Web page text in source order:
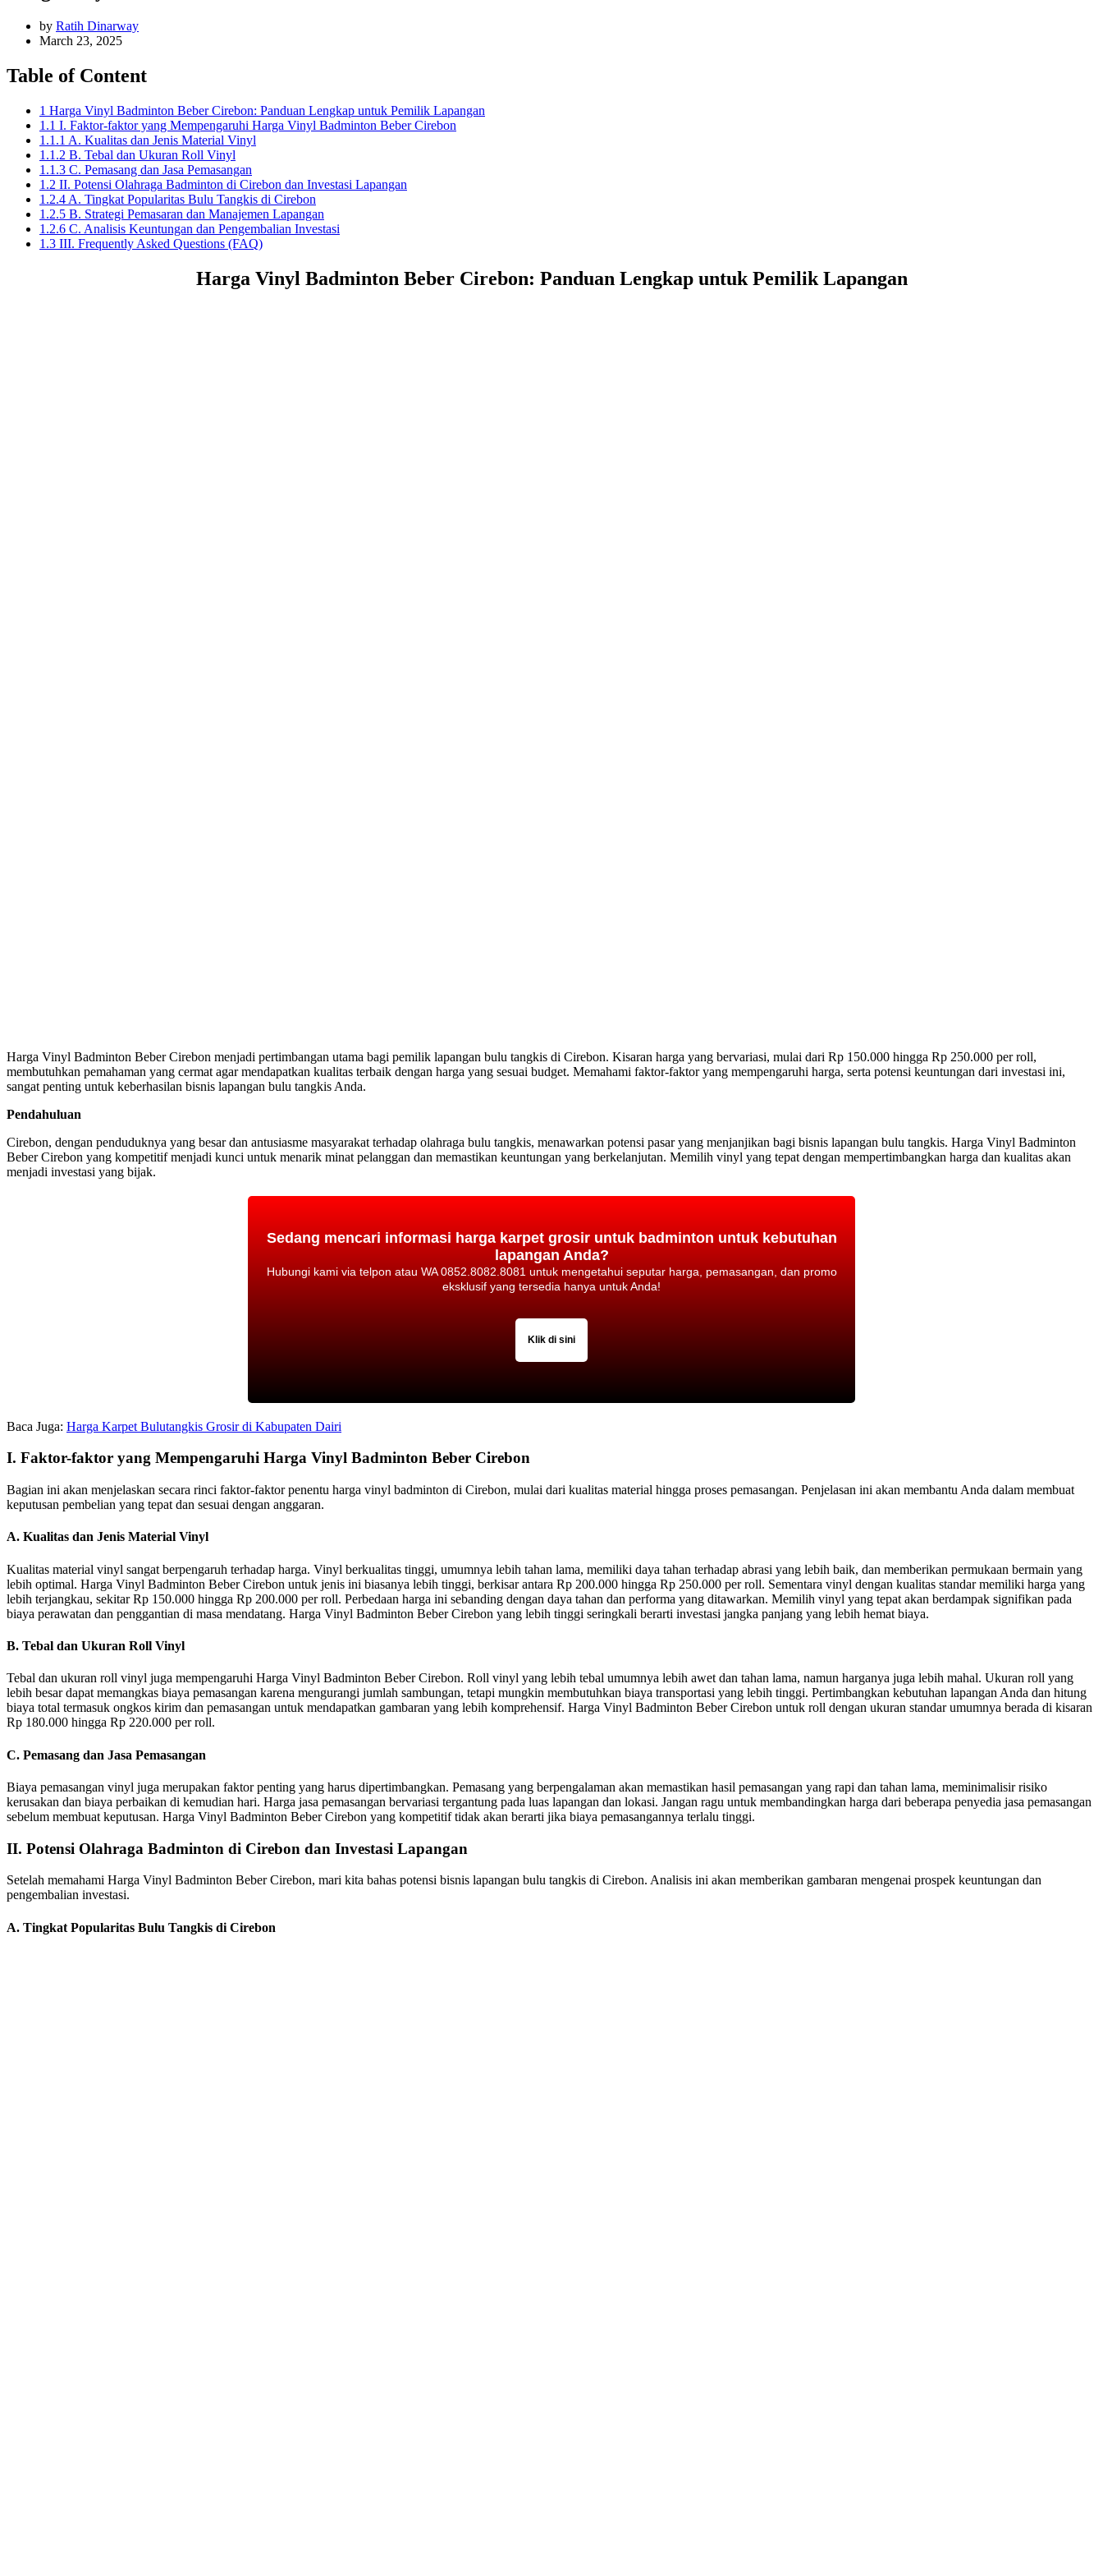
by Ratih Dinarway
March 23, 2025
Table of Content
1 Harga Vinyl Badminton Beber Cirebon: Panduan Lengkap untuk Pemilik Lapangan
1.1 I. Faktor-faktor yang Mempengaruhi Harga Vinyl Badminton Beber Cirebon
1.1.1 A. Kualitas dan Jenis Material Vinyl
1.1.2 B. Tebal dan Ukuran Roll Vinyl
1.1.3 C. Pemasang dan Jasa Pemasangan
1.2 II. Potensi Olahraga Badminton di Cirebon dan Investasi Lapangan
1.2.4 A. Tingkat Popularitas Bulu Tangkis di Cirebon
1.2.5 B. Strategi Pemasaran dan Manajemen Lapangan
1.2.6 C. Analisis Keuntungan dan Pengembalian Investasi
1.3 III. Frequently Asked Questions (FAQ)
Harga Vinyl Badminton Beber Cirebon: Panduan Lengkap untuk Pemilik Lapangan
Harga Vinyl Badminton Beber Cirebon menjadi pertimbangan utama bagi pemilik lapangan bulu tangkis di Cirebon. Kisaran harga yang bervariasi, mulai dari Rp 150.000 hingga Rp 250.000 per roll,
membutuhkan pemahaman yang cermat agar mendapatkan kualitas terbaik dengan harga yang sesuai budget. Memahami faktor-faktor yang mempengaruhi harga, serta potensi keuntungan dari investasi ini,
sangat penting untuk keberhasilan bisnis lapangan bulu tangkis Anda.
Pendahuluan
Cirebon, dengan penduduknya yang besar dan antusiasme masyarakat terhadap olahraga bulu tangkis, menawarkan potensi pasar yang menjanjikan bagi bisnis lapangan bulu tangkis. Harga Vinyl Badminton
Beber Cirebon yang kompetitif menjadi kunci untuk menarik minat pelanggan dan memastikan keuntungan yang berkelanjutan. Memilih vinyl yang tepat dengan mempertimbangkan harga dan kualitas akan
menjadi investasi yang bijak.
Sedang mencari informasi harga karpet grosir untuk badminton untuk kebutuhan
lapangan Anda?
Hubungi kami via telpon atau WA 0852.8082.8081 untuk mengetahui seputar harga, pemasangan, dan promo
eksklusif yang tersedia hanya untuk Anda!
Klik di sini
Baca Juga: Harga Karpet Bulutangkis Grosir di Kabupaten Dairi
I. Faktor-faktor yang Mempengaruhi Harga Vinyl Badminton Beber Cirebon
Bagian ini akan menjelaskan secara rinci faktor-faktor penentu harga vinyl badminton di Cirebon, mulai dari kualitas material hingga proses pemasangan. Penjelasan ini akan membantu Anda dalam membuat
keputusan pembelian yang tepat dan sesuai dengan anggaran.
A. Kualitas dan Jenis Material Vinyl
Kualitas material vinyl sangat berpengaruh terhadap harga. Vinyl berkualitas tinggi, umumnya lebih tahan lama, memiliki daya tahan terhadap abrasi yang lebih baik, dan memberikan permukaan bermain yang
lebih optimal. Harga Vinyl Badminton Beber Cirebon untuk jenis ini biasanya lebih tinggi, berkisar antara Rp 200.000 hingga Rp 250.000 per roll. Sementara vinyl dengan kualitas standar memiliki harga yang
lebih terjangkau, sekitar Rp 150.000 hingga Rp 200.000 per roll. Perbedaan harga ini sebanding dengan daya tahan dan performa yang ditawarkan. Memilih vinyl yang tepat akan berdampak signifikan pada
biaya perawatan dan penggantian di masa mendatang. Harga Vinyl Badminton Beber Cirebon yang lebih tinggi seringkali berarti investasi jangka panjang yang lebih hemat biaya.
B. Tebal dan Ukuran Roll Vinyl
Tebal dan ukuran roll vinyl juga mempengaruhi Harga Vinyl Badminton Beber Cirebon. Roll vinyl yang lebih tebal umumnya lebih awet dan tahan lama, namun harganya juga lebih mahal. Ukuran roll yang
lebih besar dapat memangkas biaya pemasangan karena mengurangi jumlah sambungan, tetapi mungkin membutuhkan biaya transportasi yang lebih tinggi. Pertimbangkan kebutuhan lapangan Anda dan hitung
biaya total termasuk ongkos kirim dan pemasangan untuk mendapatkan gambaran yang lebih komprehensif. Harga Vinyl Badminton Beber Cirebon untuk roll dengan ukuran standar umumnya berada di kisaran
Rp 180.000 hingga Rp 220.000 per roll.
C. Pemasang dan Jasa Pemasangan
Biaya pemasangan vinyl juga merupakan faktor penting yang harus dipertimbangkan. Pemasang yang berpengalaman akan memastikan hasil pemasangan yang rapi dan tahan lama, meminimalisir risiko
kerusakan dan biaya perbaikan di kemudian hari. Harga jasa pemasangan bervariasi tergantung pada luas lapangan dan lokasi. Jangan ragu untuk membandingkan harga dari beberapa penyedia jasa pemasangan
sebelum membuat keputusan. Harga Vinyl Badminton Beber Cirebon yang kompetitif tidak akan berarti jika biaya pemasangannya terlalu tinggi.
II. Potensi Olahraga Badminton di Cirebon dan Investasi Lapangan
Setelah memahami Harga Vinyl Badminton Beber Cirebon, mari kita bahas potensi bisnis lapangan bulu tangkis di Cirebon. Analisis ini akan memberikan gambaran mengenai prospek keuntungan dan
pengembalian investasi.
A. Tingkat Popularitas Bulu Tangkis di Cirebon